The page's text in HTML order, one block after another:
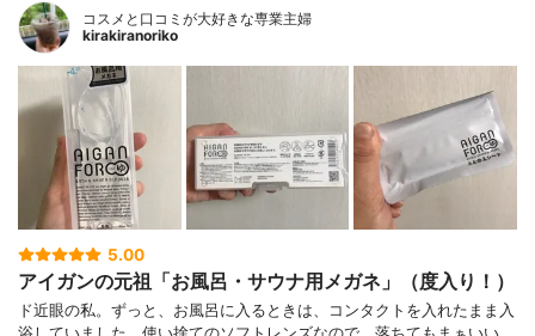
コスメと口コミが大好きな専業主婦
kirakiranoriko
5.00
アイガンの元祖「お風呂・サウナ用メガネ」（度入り！）
ド近眼の私。ずっと、お風呂に入るときは、コンタクトを入れたまま入